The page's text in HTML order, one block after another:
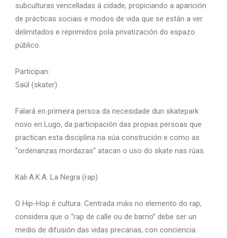
subculturas vencelladas á cidade, propiciando a aparición
de prácticas sociais e modos de vida que se están a ver
delimitados e reprimidos pola privatización do espazo
público.
Participan:
Saúl (skater)
Falará en primeira persoa da necesidade dun skatepark
novo en Lugo, da participación das propias persoas que
practican esta disciplina na súa construción e como as
“ordenanzas mordazas” atacan o uso do skate nas rúas.
Kali A.K.A. La Negra (rap)
O Hip-Hop é cultura. Centrada máis no elemento do rap,
considera que o “rap de calle ou de barrio” debe ser un
medio de difusión das vidas precarias, con conciencia